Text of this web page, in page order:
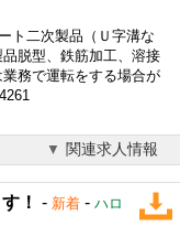
ト二次製品（Ｕ字溝な
脱型、鉄筋加工、溶接
務で運転をする場合が
関連求人情報
！ - 新着 - ハロ